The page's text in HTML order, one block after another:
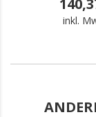
inkl.